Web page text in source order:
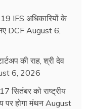
IFS अधिकारियों के
DCFAugust 6,
की राह, श्री देव
6, 2026
सितंबर को राष्ट्रीय
पर होगा मंथन August